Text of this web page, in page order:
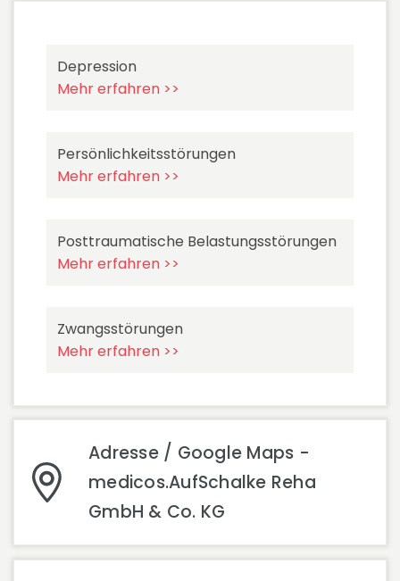
Depression
Mehr erfahren >>
Persönlichkeitsstörungen
Mehr erfahren >>
Posttraumatische Belastungsstörungen
Mehr erfahren >>
Zwangsstörungen
Mehr erfahren >>
Adresse / Google Maps -
medicos.AufSchalke Reha
GmbH & Co. KG